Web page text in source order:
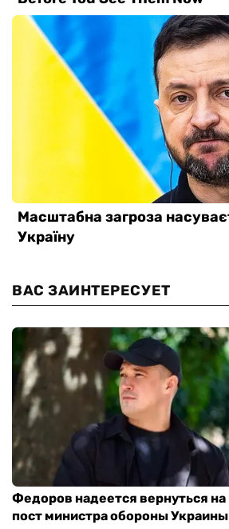
ВАС ЗАИНТЕРЕСУЕТ
Федоров надеется вернуться на
пост министра обороны Украины